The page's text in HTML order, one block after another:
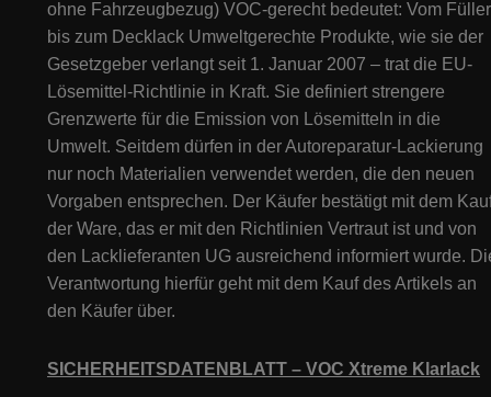
ohne Fahrzeugbezug) VOC-gerecht bedeutet: Vom Füller
bis zum Decklack Umweltgerechte Produkte, wie sie der
Gesetzgeber verlangt seit 1. Januar 2007 – trat die EU-
Lösemittel-Richtlinie in Kraft. Sie definiert strengere
Grenzwerte für die Emission von Lösemitteln in die
Umwelt. Seitdem dürfen in der Autoreparatur-Lackierung
nur noch Materialien verwendet werden, die den neuen
Vorgaben entsprechen. Der Käufer bestätigt mit dem
der Ware, das er mit den Richtlinien Vertraut ist und von
den Lacklieferanten UG ausreichend informiert wurde.
Verantwortung hierfür geht mit dem Kauf des Artikels an
den Käufer über.
SICHERHEITSDATENBLATT – VOC Xtreme Klarlack